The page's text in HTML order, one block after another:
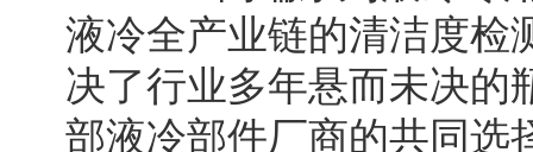
液冷全产业链的清洁度检
决了行业多年悬而未决的
部液冷部件厂商的共同选